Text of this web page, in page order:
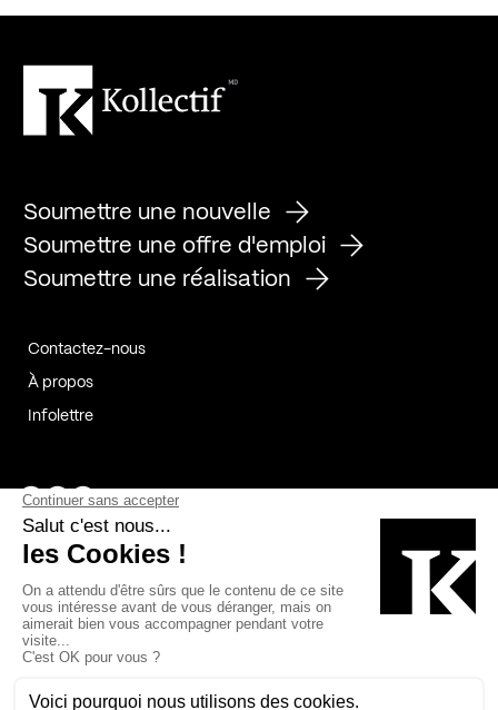
Soumettre une nouvelle
Soumettre une offre d'emploi
Soumettre une réalisation
Contactez-nous
À propos
Infolettre
Page Facebook de Kollectif
Page Instagram de Kollectif
Page Linkedin de Kollectif
Bâtiment-Durable-Québec-1
Esquisses-1IRAC-1